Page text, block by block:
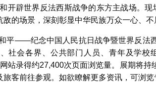
开辟世界反法西斯战争的东方主战场。
的场景，深刻彰显中华民族万众一心、不
平——纪念中国人民抗日战争暨世界反法
社会各界、公共部门人员、青年及学校
站录得约27,400次页面浏览量。展期将
旅客前往参观。如欲瞭解更多资讯，可浏